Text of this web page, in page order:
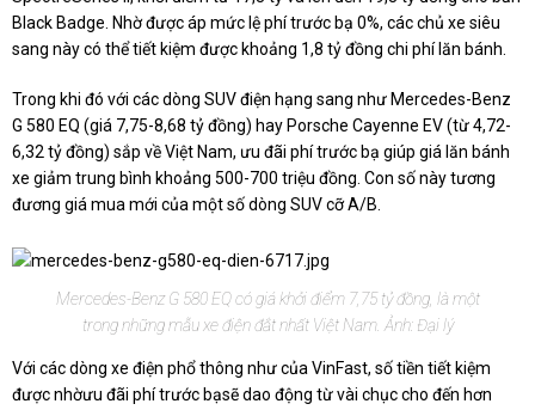
Black Badge. Nhờ được áp mức lệ phí trước bạ 0%, các chủ xe siêu
sang này có thể tiết kiệm được khoảng 1,8 tỷ đồng chi phí lăn bánh.
Trong khi đó với các dòng SUV điện hạng sang như Mercedes-Benz
G 580 EQ (giá 7,75-8,68 tỷ đồng) hay Porsche Cayenne EV (từ 4,72-
6,32 tỷ đồng) sắp về Việt Nam, ưu đãi phí trước bạ giúp giá lăn bánh
xe giảm trung bình khoảng 500-700 triệu đồng. Con số này tương
đương giá mua mới của một số dòng SUV cỡ A/B.
Mercedes-Benz G 580 EQ có giá khởi điểm 7,75 tỷ đồng, là một
trong những mẫu xe điện đắt nhất Việt Nam. Ảnh: Đại lý
Với các dòng xe điện phổ thông như của VinFast, số tiền tiết kiệm
được nhờưu đãi phí trước bạsẽ dao động từ vài chục cho đến hơn